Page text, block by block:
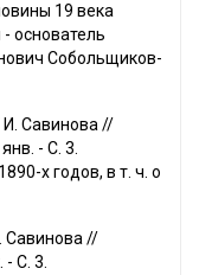
19 века
основатель
Собольщиков-
Савинова //
- С. 3.
х годов, в т. ч. о
Савинова //
- С. 3.